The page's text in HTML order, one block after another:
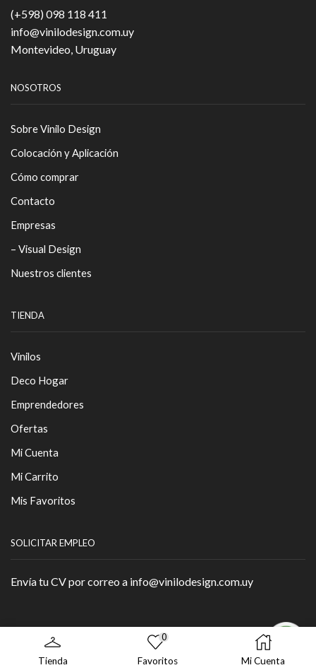
(+598) 098 118 411
info@vinilodesign.com.uy
Montevideo, Uruguay
NOSOTROS
Sobre Vinilo Design
Colocación y Aplicación
Cómo comprar
Contacto
Empresas
– Visual Design
Nuestros clientes
TIENDA
Vinilos
Deco Hogar
Emprendedores
Ofertas
Mi Cuenta
Mi Carrito
Mis Favoritos
SOLICITAR EMPLEO
Envía tu CV por correo a info@vinilodesign.com.uy
Copyright © 2026 - By Página Web.
Tienda
0
Favoritos Mi Cuenta